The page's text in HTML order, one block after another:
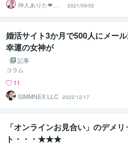
仲人ありた❤よ
り添う婚活カウ
ンセラー
2021/09/02
婚活サイト3か月で500人にメー
幸運の女神が
記事
コラム
11
SIMMNEX LLC
2022/12/17
「オンラインお見合い」のデメリ
ト・・・★★★